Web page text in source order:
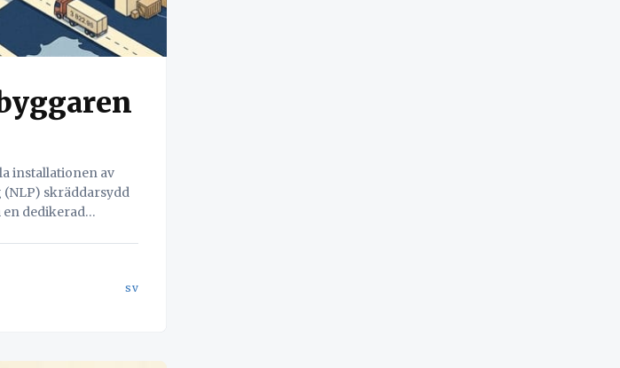
installationen av
skräddarsydd
dedikerad
sv